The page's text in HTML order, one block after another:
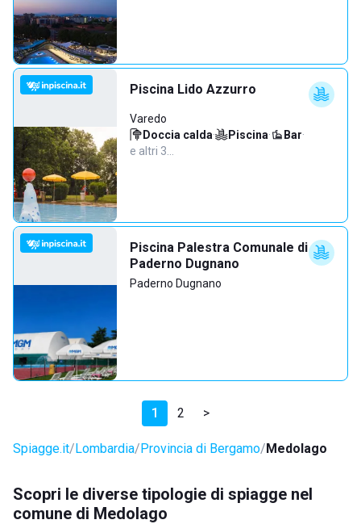
Piscina Lido Azzurro
Varedo
Doccia calda· Piscina· Bar·
e altri 3…
Piscina Palestra Comunale di
Paderno Dugnano
Paderno Dugnano
1 2 >
Spiagge.it Lombardia Provincia di Bergamo Medolago
Scopri le diverse tipologie di spiagge nel
comune di Medolago